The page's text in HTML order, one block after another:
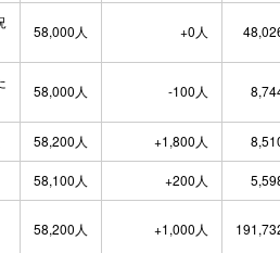
58,000人 +0人
58,000人 -100人
58,200人 +1,800人
58,100人 +200人
58,200人 +1,000人